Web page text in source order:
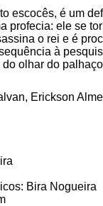
escocês, é um
profecia: ele se
o rei e é
à
olhar do
Erickson
Bira Nogueira